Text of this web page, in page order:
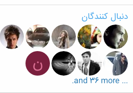
دنبال کنندگان
ن
... and 36 more.